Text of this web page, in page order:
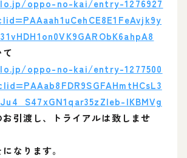
oppo-no-kai/entry-1276927
oppo-no-kai/entry-1277500
IKBMVg
引渡し、トライアルは致しませ
なります。